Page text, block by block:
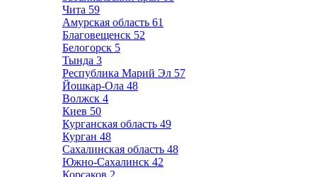
Чита 59
Амурская область 61
Благовещенск 52
Белогорск 5
Тында 3
Республика Марий Эл 57
Йошкар-Ола 48
Волжск 4
Киев 50
Курганская область 49
Курган 48
Сахалинская область 48
Южно-Сахалинск 42
Корсаков 2